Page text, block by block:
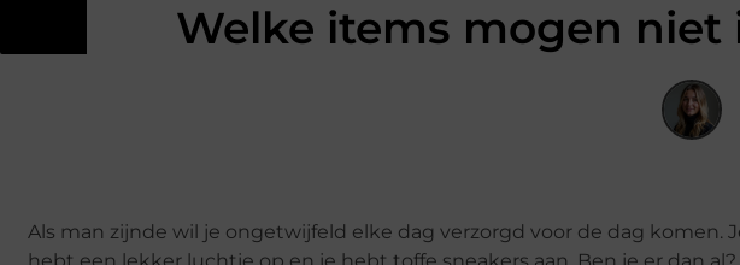
Welke items mogen
Als man zijnde wil je ongetwijfeld elke dag verzorgd voor de dag komen.